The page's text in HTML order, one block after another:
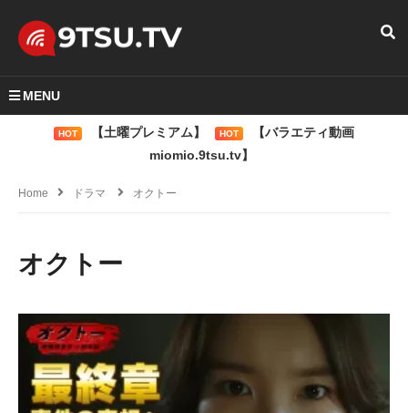
MENU
HOT 【土曜プレミアム】 HOT
【バラエティ動画
miomio.9tsu.tv】
Home ドラマ オクトー
オクトー